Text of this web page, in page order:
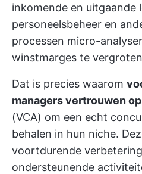
inkomende en uitgaande
personeelsbeheer en
processen micro-
winstmarges te
Dat is precies waarom
managers vertrouwen
(VCA) om een echt
behalen in hun niche.
voortdurende
ondersteunende